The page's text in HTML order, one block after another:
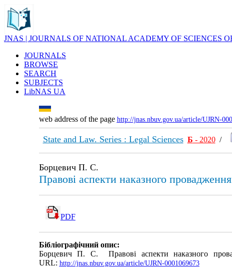
JNAS | JOURNALS OF NATIONAL ACADEMY OF SCIENCES
JOURNALS
BROWSE
SEARCH
SUBJECTS
LibNAS UA
web address of the page http://jnas.nbuv.gov.ua/article/UJRN-
State and Law. Series : Legal Sciences Б - 2020/
Борцевич П. С.
Правові аспекти наказного
PDF
Бібліографічний опис:
Борцевич П. С. Правові аспекти наказного
URL: http://jnas.nbuv.gov.ua/article/UJRN-0001069673